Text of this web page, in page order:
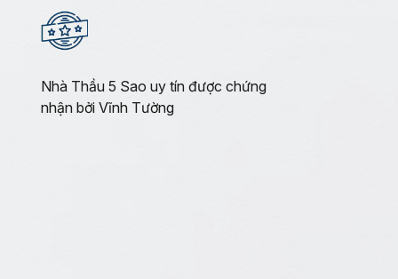
Nhà Thầu 5 Sao uy tín được chứng
nhận bởi Vĩnh Tường